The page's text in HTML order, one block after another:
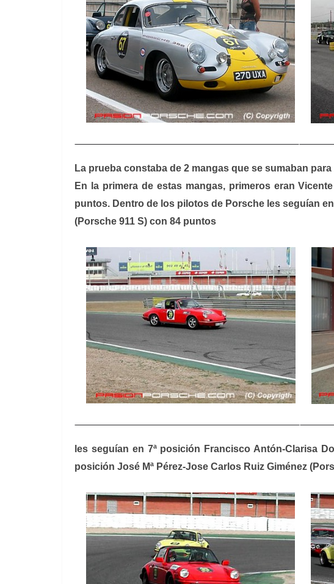
La prueba constaba de 2 mangas que se sumaban
En la primera de estas mangas, primeros eran
puntos. Dentro de los pilotos de Porsche les seguían
(Porsche 911 S) con 84 puntos
les seguían en 7ª posición Francisco Antón-Clarisa
posición José Mª Pérez-Jose Carlos Ruiz Giménez